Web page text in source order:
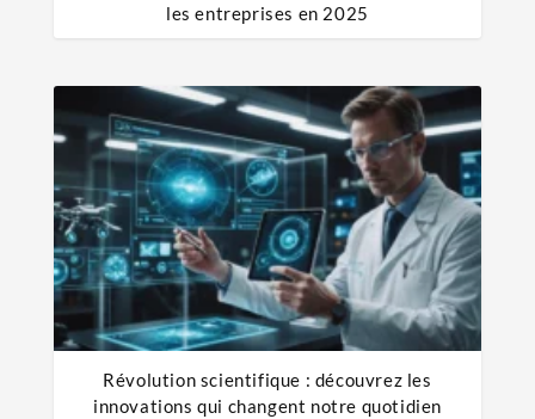
les entreprises en 2025
Révolution scientifique : découvrez les
innovations qui changent notre quotidien